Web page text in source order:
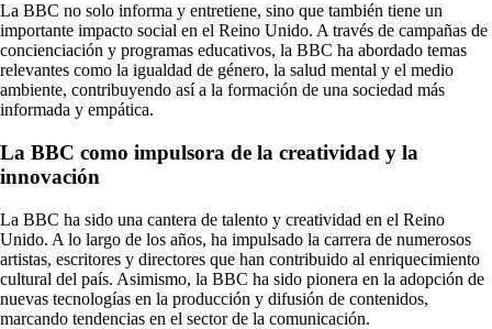
La BBC no solo informa y entretiene, sino que también tiene un
importante impacto social en el Reino Unido. A través de campañas de
concienciación y programas educativos, la BBC ha abordado temas
relevantes como la igualdad de género, la salud mental y el medio
ambiente, contribuyendo así a la formación de una sociedad más
informada y empática.
La BBC como impulsora de la creatividad y la
innovación
La BBC ha sido una cantera de talento y creatividad en el Reino
Unido. A lo largo de los años, ha impulsado la carrera de numerosos
artistas, escritores y directores que han contribuido al enriquecimiento
cultural del país. Asimismo, la BBC ha sido pionera en la adopción de
nuevas tecnologías en la producción y difusión de contenidos,
marcando tendencias en el sector de la comunicación.